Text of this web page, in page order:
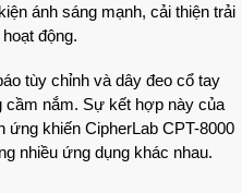
ánh sáng mạnh, cải thiện trải
động.
tùy chỉnh và dây đeo cổ tay
nắm. Sự kết hợp này của
ứng khiến CipherLab CPT-8000
nhiều ứng dụng khác nhau.